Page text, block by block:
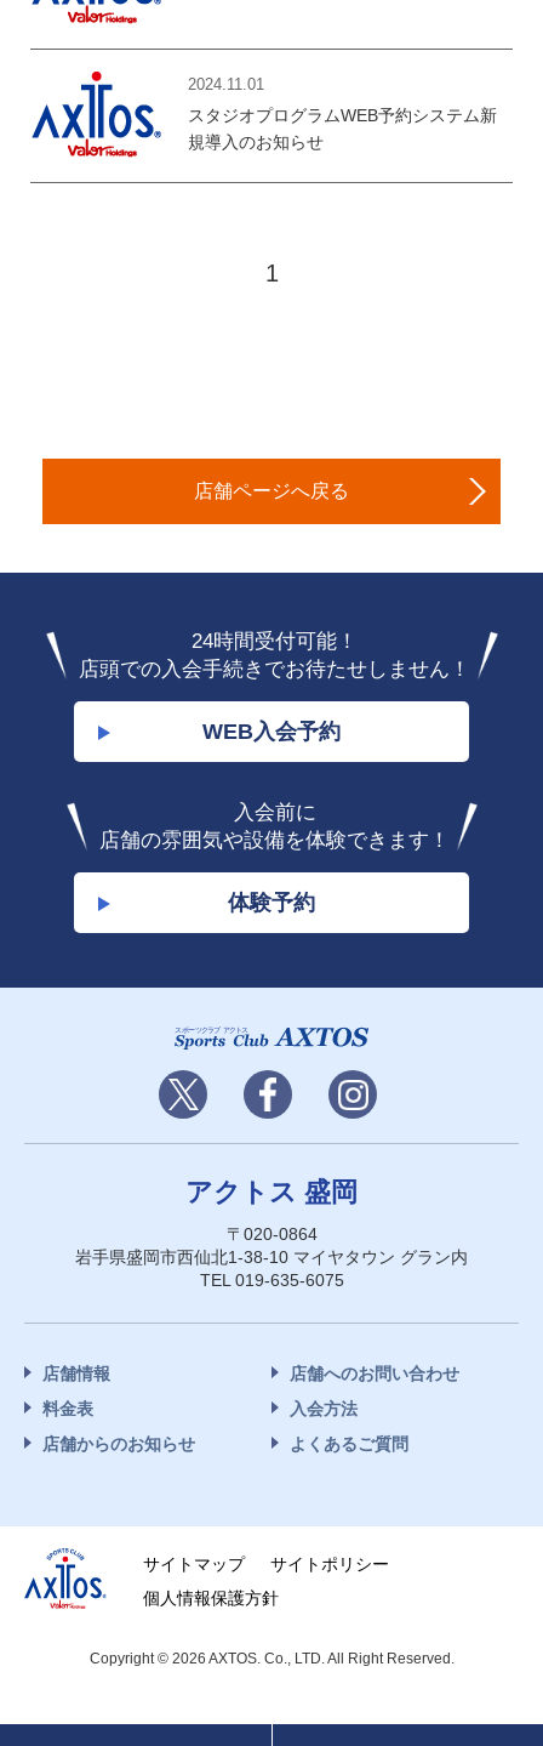
2024.11.01
スタジオプログラムWEB予約システム新
規導入のお知らせ
1
店舗ページへ戻る
24時間受付可能！
店頭での入会手続きでお待たせしません！
WEB入会予約
入会前に
店舗の雰囲気や設備を体験できます！
体験予約
アクトス 盛岡
〒020-0864
岩手県盛岡市西仙北1-38-10 マイヤタウン グラン内
TEL 019-635-6075
店舗情報
料金表
店舗からのお知らせ
店舗へのお問い合わせ
入会方法
よくあるご質問
サイトマップ
サイトポリシー
個人情報保護方針
Copyright © 2026 AXTOS. Co., LTD. All Right Reserved.